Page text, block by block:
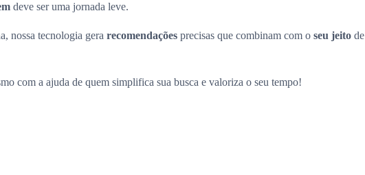
deve ser uma jornada leve.
nossa tecnologia gera recomendações precisas que combinam com o seu jeito de
com a ajuda de quem simplifica sua busca e valoriza o seu tempo!